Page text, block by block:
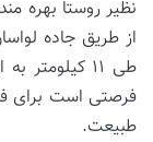
نظیر روستا بهره
از طریق جاده
طی ۱۱
فرصتی است برای
طبیعت.